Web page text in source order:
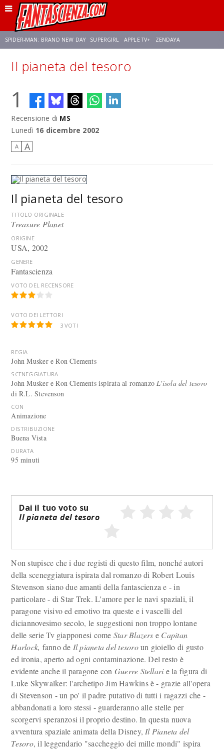
SPIDER-MAN: BRAND NEW DAY SUPERGIRL APPLE TV+ ZENDAYA
FRANCO RICCIARDIELLO AVENGERS: DOOMSDAY
STAR TREK: STRANGE NEW WORLDS
Il pianeta del tesoro
1
Recensione di MS
Lunedì 16 dicembre 2002
A A
Il pianeta del tesoro
TITOLO ORIGINALE
Treasure Planet
ORIGINE
USA, 2002
GENERE
Fantascienza
VOTO DEL RECENSORE
VOTO DEI LETTORI
3VOTI
REGIA
John Musker e Ron Clements
SCENEGGIATURA
John Musker e Ron Clements ispirata al romanzoL'isola del tesoro
di R.L. Stevenson
CON
Animazione
DISTRIBUZIONE
Buena Vista
DURATA
95 minuti
Dai il tuo voto su
Il pianeta del tesoro
Non stupisce che i due registi di questo film, nonché autori
della sceneggiatura ispirata dal romanzo di Robert Louis
Stevenson siano due amanti della fantascienza e - in
particolare - di Star Trek. L'amore per le navi spaziali, il
paragone visivo ed emotivo tra queste e i vascelli del
diciannovesimo secolo, le suggestioni non troppo lontane
delle serie Tv giapponesi come Star Blazers e Capitan
Harlock, fanno de Il pianeta del tesoroun gioiello di gusto
ed ironia, aperto ad ogni contaminazione. Del resto è
evidente anche il paragone con Guerre Stellarie la figura di
Luke Skywalker: l'archetipo Jim Hawkins è - grazie all'opera
di Stevenson - un po' il padre putativo di tutti i ragazzi che -
abbandonati a loro stessi - guarderanno alle stelle per
scorgervi speranzosi il proprio destino. In questa nuova
avventura spaziale animata della Disney, Il Pianeta del
Tesoro, il leggendario "saccheggio dei mille mondi" ispira